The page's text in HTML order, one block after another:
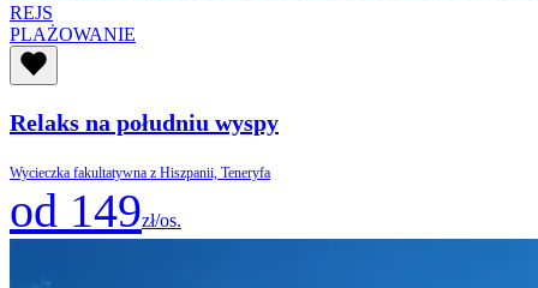
REJS
PLAŻOWANIE
Relaks na południu wyspy
Wycieczka fakultatywna z Hiszpanii, Teneryfa
od 149zł/os.